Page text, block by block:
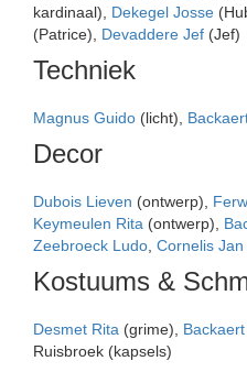
kardinaal), Dekegel Josse
(Patrice), Devaddere Jef (Jef)
Techniek
Magnus Guido (licht),
Decor
Dubois Lieven (ontwerp),
Keymeulen Rita (ontwerp),
Zeebroeck Ludo Cornelis Jan
Kostuums &
Desmet Rita (grime),
Ruisbroek (kapsels)